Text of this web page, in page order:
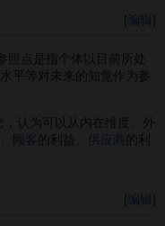
[编辑
点是指个体以目前所处
平等对未来的知觉作为参
，认为可以从内在维度、外
顾客的利益、 供应商 的利
[编辑